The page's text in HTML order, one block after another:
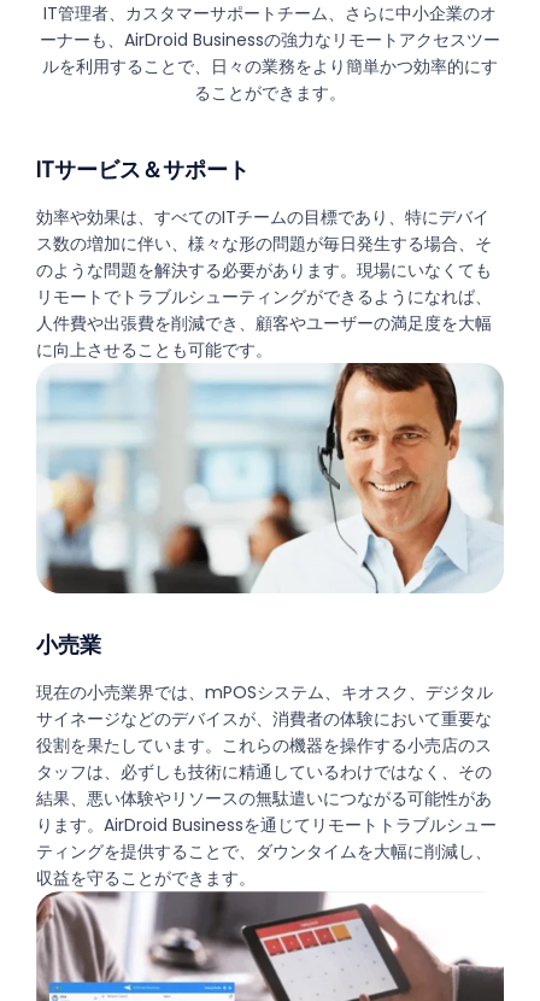
IT管理者、カスタマーサポートチーム、さらに中小企業のオ
ーナーも、AirDroid Businessの強力なリモートアクセスツー
ルを利用することで、日々の業務をより簡単かつ効率的にす
ることができます。
ITサービス＆サポート
効率や効果は、すべてのITチームの目標であり、特にデバイ
ス数の増加に伴い、様々な形の問題が毎日発生する場合、そ
のような問題を解決する必要があります。現場にいなくても
リモートでトラブルシューティングができるようになれば、
人件費や出張費を削減でき、顧客やユーザーの満足度を大幅
に向上させることも可能です。
小売業
現在の小売業界では、mPOSシステム、キオスク、デジタル
サイネージなどのデバイスが、消費者の体験において重要な
役割を果たしています。これらの機器を操作する小売店のス
タッフは、必ずしも技術に精通しているわけではなく、その
結果、悪い体験やリソースの無駄遣いにつながる可能性があ
ります。AirDroid Businessを通じてリモートトラブルシュー
ティングを提供することで、ダウンタイムを大幅に削減し、
収益を守ることができます。